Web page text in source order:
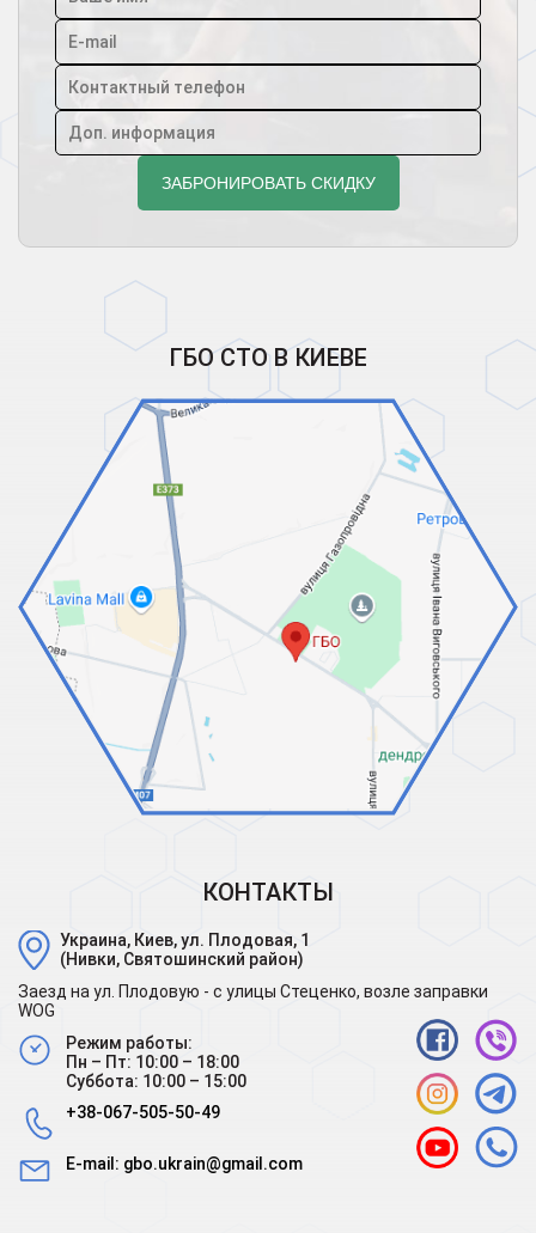
КОНТАКТЫ
Украина, Киев, ул. Плодовая, 1
(Нивки, Святошинский район)
Заезд на ул. Плодовую - с улицы Стеценко, возле заправки
WOG
Режим работы:
Пн – Пт: 10:00 – 18:00
Суббота: 10:00 – 15:00
+38-067-505-50-49
E-mail: gbo.ukrain@gmail.com
ГБО СТО В КИЕВЕ